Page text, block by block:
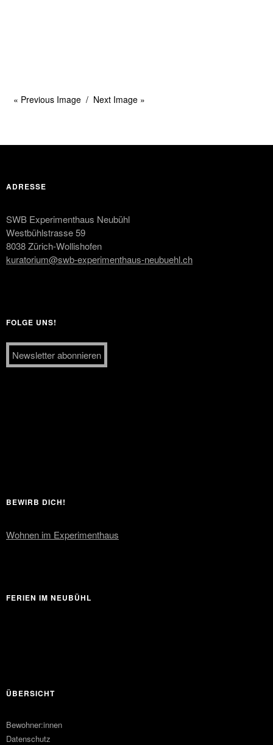
« Previous Image Next Image »
ADRESSE
SWB Experimenthaus Neubühl
Westbühlstrasse 59
8038 Zürich-Wollishofen
kuratorium@swb-experimenthaus-neubuehl.ch
FOLGE UNS!
Newsletter abonnieren
BEWIRB DICH!
Wohnen im Experimenthaus
FERIEN IM NEUBÜHL
ÜBERSICHT
Bewohner:innen
Datenschutz